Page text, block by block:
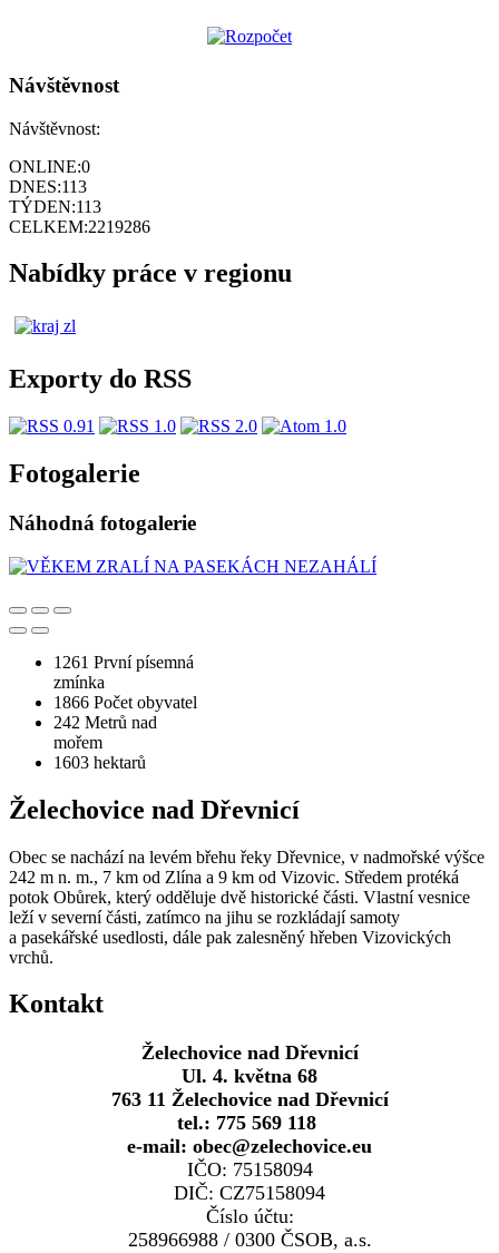
Návštěvnost
Návštěvnost:
ONLINE:0
DNES:113
TÝDEN:113
CELKEM:2219286
Nabídky práce v regionu
Exporty do RSS
Fotogalerie
Náhodná fotogalerie
1261 První písemná
zmínka
1866 Počet obyvatel
242 Metrů nad
mořem
1603 hektarů
Želechovice nad Dřevnicí
Obec se nachází na levém břehu řeky Dřevnice, v nadmořské výšce
242 m n. m., 7 km od Zlína a 9 km od Vizovic. Středem protéká
potok Obůrek, který odděluje dvě historické části. Vlastní vesnice
leží v severní části, zatímco na jihu se rozkládají samoty
a pasekářské usedlosti, dále pak zalesněný hřeben Vizovických
vrchů.
Kontakt
Želechovice nad Dřevnicí
Ul. 4. května 68
763 11 Želechovice nad Dřevnicí
tel.: 775 569 118
e-mail: obec@zelechovice.eu
IČO: 75158094
DIČ: CZ75158094
Číslo účtu:
258966988 / 0300 ČSOB, a.s.